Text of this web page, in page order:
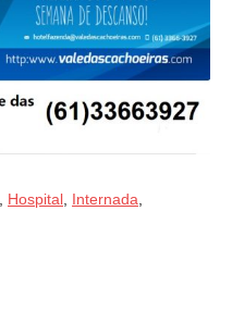
Hospital Internada